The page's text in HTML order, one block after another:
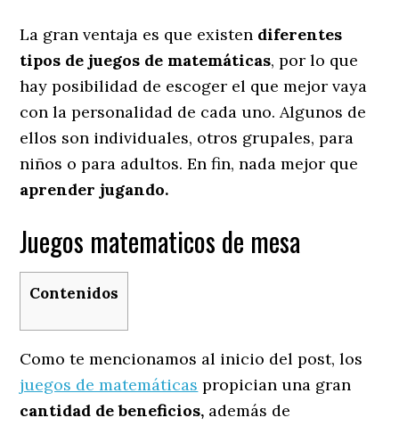
La gran ventaja es que existen diferentes
tipos de juegos de matemáticas, por lo que
hay posibilidad de escoger el que mejor vaya
con la personalidad de cada uno. Algunos de
ellos son individuales, otros grupales, para
niños o para adultos. En fin, nada mejor que
aprender jugando.
Juegos matematicos de mesa
Contenidos
Como te mencionamos al inicio del post, los
juegos de matemáticas propician una gran
cantidad de beneficios, además de